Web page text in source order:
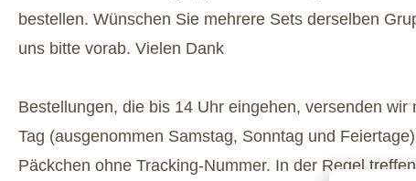
bestellen. Wünschen Sie mehrere Sets derselben
uns bitte vorab. Vielen Dank
Bestellungen, die bis 14 Uhr eingehen, versenden wir
Tag (ausgenommen Samstag, Sonntag und
Päckchen ohne Tracking-Nummer. In der Regel